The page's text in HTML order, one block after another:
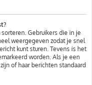
Gebruikers die in je
weergegeven zodat je snel
kunt sturen. Tevens is het
worden. Als je een
of haar berichten standaard